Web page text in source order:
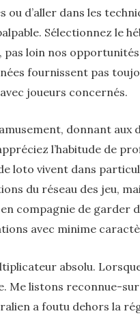
d’aller dans les
Sélectionnez le
pas loin nos
fournissent pas
joueurs concernés.
donnant aux
l’habitude de
loto vivent dans
du réseau des jeu,
compagnie de garder
avec minime
absolu.
Me listons reconnue-
a foutu dehors la